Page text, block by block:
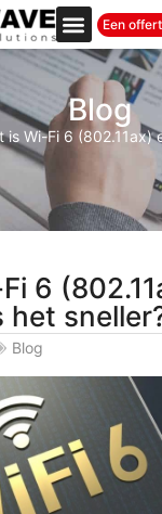
Een
Blog
is Wi-Fi 6 (802.11ax)
6
het
Blog